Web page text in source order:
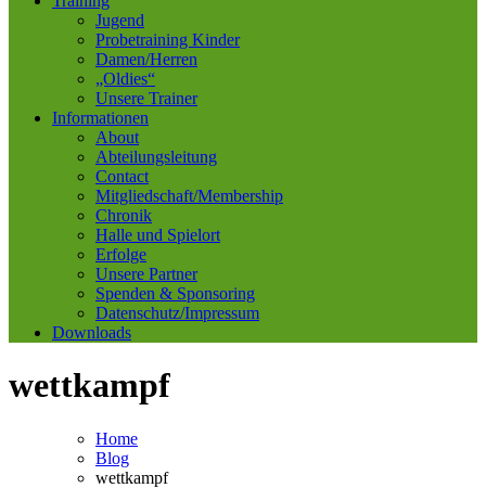
Jugend
Probetraining Kinder
Damen/Herren
„Oldies“
Unsere Trainer
Informationen
About
Abteilungsleitung
Contact
Mitgliedschaft/Membership
Chronik
Halle und Spielort
Erfolge
Unsere Partner
Spenden & Sponsoring
Datenschutz/Impressum
Downloads
wettkampf
Home
Blog
wettkampf